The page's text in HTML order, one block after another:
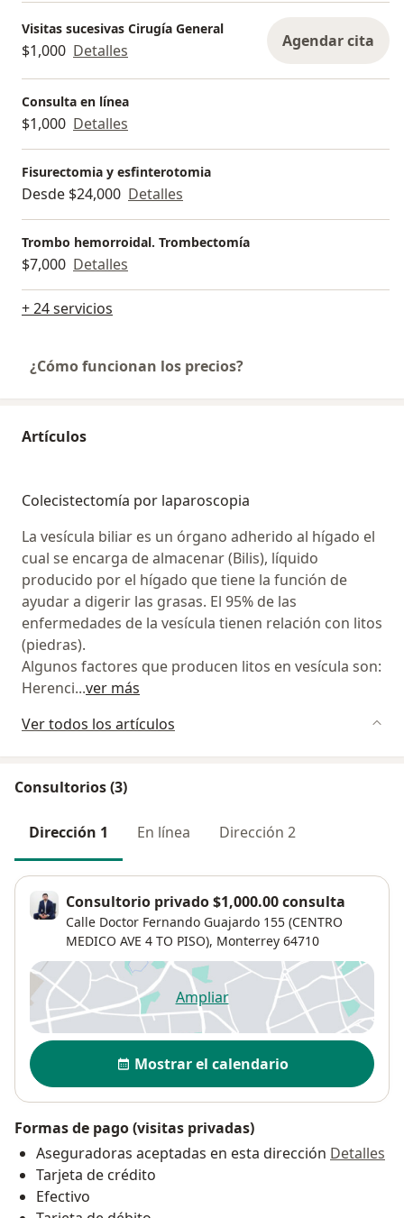
Visitas sucesivas Cirugía General
$1,000 Detalles Agendar cita
Consulta en línea
$1,000 Detalles
Fisurectomia y esfinterotomia
Desde $24,000 Detalles
Trombo hemorroidal. Trombectomía
$7,000 Detalles
+ 24 servicios
¿Cómo funcionan los precios?
Artículos
Colecistectomía por laparoscopia
La vesícula biliar es un órgano adherido al hígado el
cual se encarga de almacenar (Bilis), líquido
producido por el hígado que tiene la función de
ayudar a digerir las grasas. El 95% de las
enfermedades de la vesícula tienen relación con litos
(piedras).
Algunos factores que producen litos en vesícula son:
Herenci...ver más
Ver todos los artículos
Consultorios (3)
Dirección 1 En línea Dirección 2
Consultorio privado $1,000.00 consulta
Calle Doctor Fernando Guajardo 155 (CENTRO
MEDICO AVE 4 TO PISO), Monterrey 64710
Ampliarse abre en una nueva
Disponibilidad
Mostrar el calendario
Formas de pago (visitas privadas)
Aseguradoras aceptadas en esta dirección Detalles
Tarjeta de crédito
Efectivo